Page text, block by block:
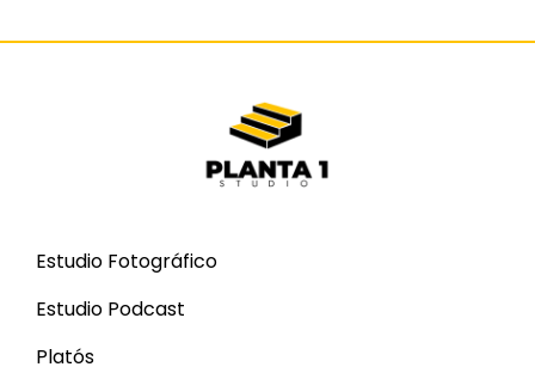
Estudio Fotográfico
Estudio Podcast
Platós